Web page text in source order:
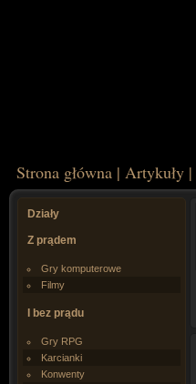
Strona główna | Artykuły |
Działy
Z prądem
Gry komputerowe
Filmy
I bez prądu
Gry RPG
Karcianki
Konwenty